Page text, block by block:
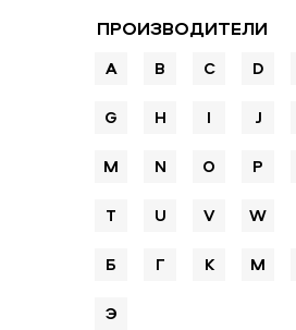
ПРОИЗВОДИТЕЛИ
A B C D
G H I J
M N O P
T U V W
Б Г К М
Э